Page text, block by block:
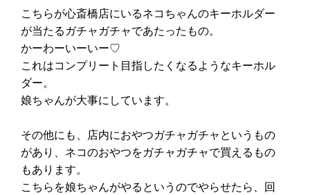
こちらが心斎橋店にいるネコちゃんのキーホルダー
が当たるガチャガチャであたったもの。
かーわーいーいー♡
これはコンプリート目指したくなるようなキーホル
ダー。
娘ちゃんが大事にしています。
その他にも、店内におやつガチャガチャというもの
があり、ネコのおやつをガチャガチャで買えるもの
もあります。
こちらを娘ちゃんがやるというのでやらせたら、回